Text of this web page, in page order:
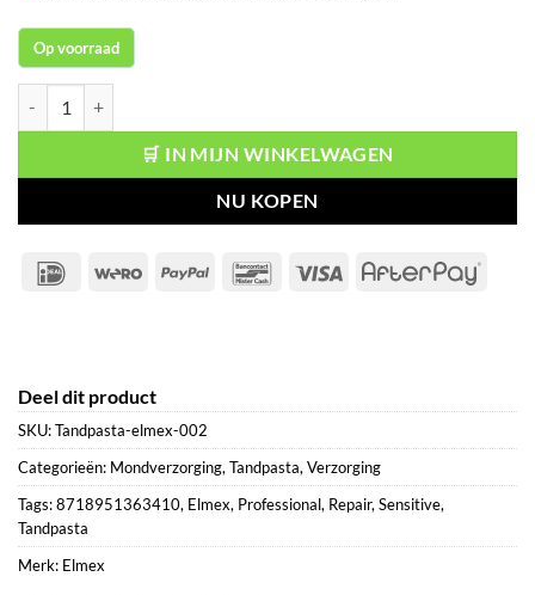
Op voorraad
🛒 IN MIJN WINKELWAGEN
NU KOPEN
IDeal Wero PayPal Bancontact
Visa
Deel dit product
SKU:Tandpasta-elmex-002
Categorieën: Mondverzorging,Tandpasta,Verzorging
Tags:8718951363410, Elmex, Professional, Repair,Sensitive,
Tandpasta
Merk: Elmex